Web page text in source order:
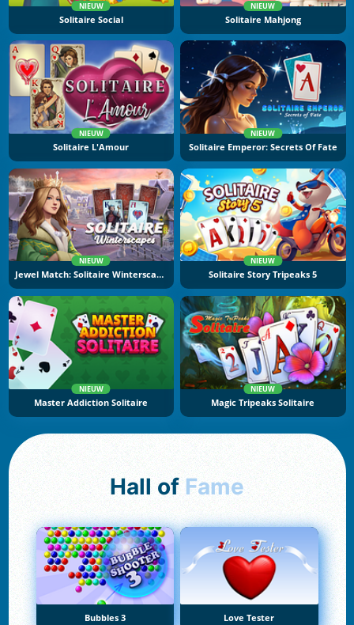
NIEUW
Solitaire Social
NIEUW
Solitaire Mahjong
NIEUW
Solitaire L'Amour
NIEUW
Solitaire Emperor: Secrets Of Fate
NIEUW
Jewel Match: Solitaire Winterscapes
NIEUW
Solitaire Story Tripeaks 5
NIEUW
Master Addiction Solitaire
NIEUW
Magic Tripeaks Solitaire
Hall of Fame
Bubbles 3 Love Tester